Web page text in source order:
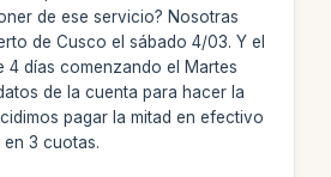
de ese servicio? Nosotras
de Cusco el sábado 4/03. Y el
4 días comenzando el Martes
de la cuenta para hacer la
pagar la mitad en efectivo
3 cuotas.